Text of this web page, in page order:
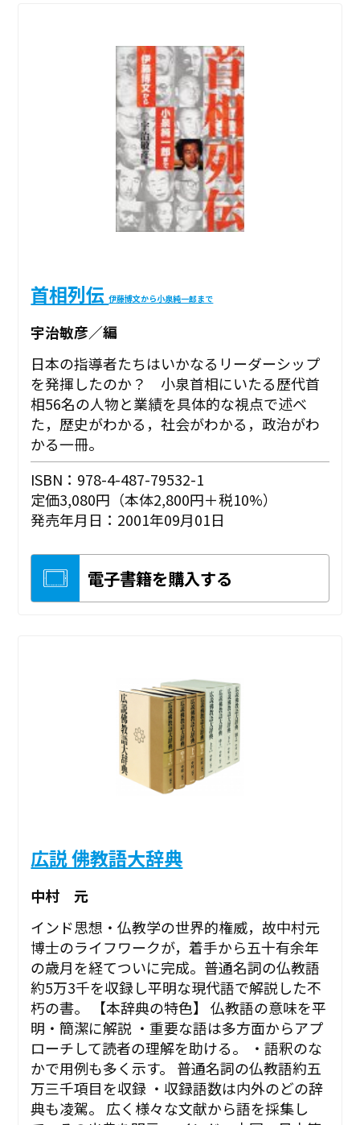
首相列伝伊藤博文から小泉純一郎まで
宇治敏彦／編
日本の指導者たちはいかなるリーダーシップ
を発揮したのか？ 小泉首相にいたる歴代首
相56名の人物と業績を具体的な視点で述べ
た，歴史がわかる，社会がわかる，政治がわ
かる一冊。
ISBN：978-4-487-79532-1
定価3,080円（本体2,800円＋税10%）
発売年月日：2001年09月01日
電子書籍を購入する
広説 佛教語大辞典
中村 元
インド思想・仏教学の世界的権威，故中村元
博士のライフワークが，着手から五十有余年
の歳月を経てついに完成。普通名詞の仏教語
約5万3千を収録し平明な現代語で解説した不
朽の書。 【本辞典の特色】 仏教語の意味を平
明・簡潔に解説 ・重要な語は多方面からアプ
ローチして読者の理解を助ける。 ・語釈のな
かで用例も多く示す。 普通名詞の仏教語約五
万三千項目を収録 ・収録語数は内外のどの辞
典も凌駕。 広く様々な文献から語を採集し